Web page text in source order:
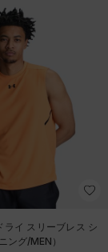
ライ スリーブレス シ
ング/MEN）